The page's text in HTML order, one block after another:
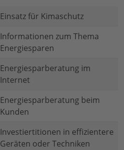
Einsatz für Kimaschutz
Informationen zum Thema
Energiesparen
Energiesparberatung im
Internet
Energiesparberatung beim
Kunden
Investiertitionen in effizientere
Geräten oder Techniken